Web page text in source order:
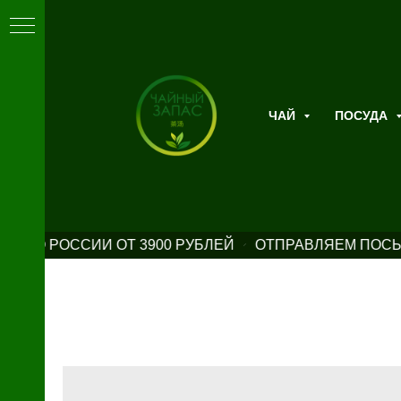
ЧАЙ ПОСУДА
ПО РОССИИ ОТ 3900 РУБЛЕЙ ОТПРАВЛЯЕМ